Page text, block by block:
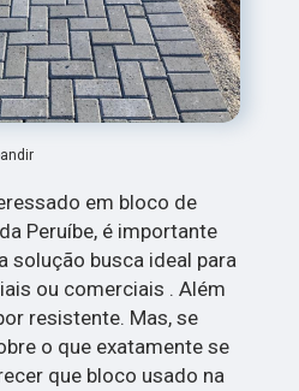
em bloco de
Peruíbe, é importante
solução busca ideal para
ou comerciais . Além
resistente. Mas, se
o que exatamente se
que bloco usado na